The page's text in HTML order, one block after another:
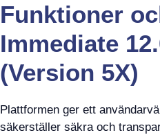
Funktioner
Immediate
(Version 5X)
Plattformen ger ett
säkerställer säkra och